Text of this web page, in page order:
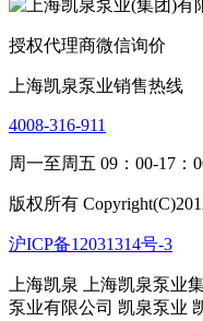
授权代理商微信询价
上海凯泉泵业销售热线
4008-316-911
周一至周五 09：00-17：
版权所有
沪ICP备12031314号-3
上海凯泉 上海凯泉泵业
泵业有限公司 凯泉泵业